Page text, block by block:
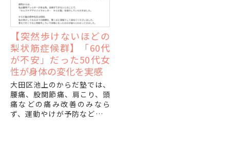
「フルマラソンまであと1...
【突然歩けないほどの
梨状筋症候群】「60代
が不安」だった50代女
性が身体の変化を実感
大田区池上のからだ塾では、
腰痛、股関節痛、肩こり、頭
痛などの痛み改善のみなら
ず、運動やけが予防などパフ